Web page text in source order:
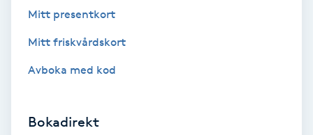
Terapi
Thaimassage
Torr hårbotten
Mitt presentkort
Mitt friskvårdskort
Avboka med kod
Bokadirekt